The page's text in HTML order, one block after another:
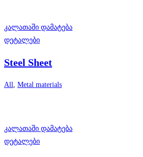
კალათაში დამატება
დეტალები
Steel Sheet
All Metal materials
კალათაში დამატება
დეტალები